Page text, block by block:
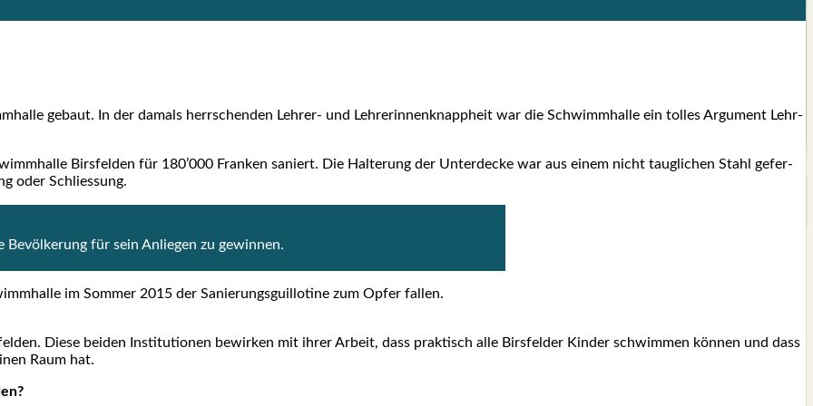
gebaut. In der damals herr­schen­den Leh­rer- und Leh­re­rin­nen­knapp­heit war die Schwimm­hal­le ein tol­les Argu­ment Lehr­
Birs­fel­den für 180’000 Fran­ken saniert. Die Hal­te­rung der Unter­de­cke war aus einem nicht taug­li­chen Stahl gefer­
oder Schlies­sung.
für sein Anlie­gen zu gewin­nen.
im Som­mer 2015 der Sanie­rungs­guil­lo­ti­ne zum Opfer fal­len.
Die­se bei­den Insti­tu­tio­nen bewir­ken mit ihrer Arbeit, dass prak­tisch alle Birs­fel­der Kin­der schwim­men kön­nen und dass
Raum hat.